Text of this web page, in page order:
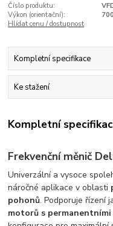
Číslo produktu:
Výkon (orientační):
Hlídat cenu / dostupnost
Kompletní specifikace
Ke stažení
Kompletní
Frekvenční měnič
Univerzální a vysoce
náročné aplikace v oblasti
pohonů. Podporuje řízení
motorů s